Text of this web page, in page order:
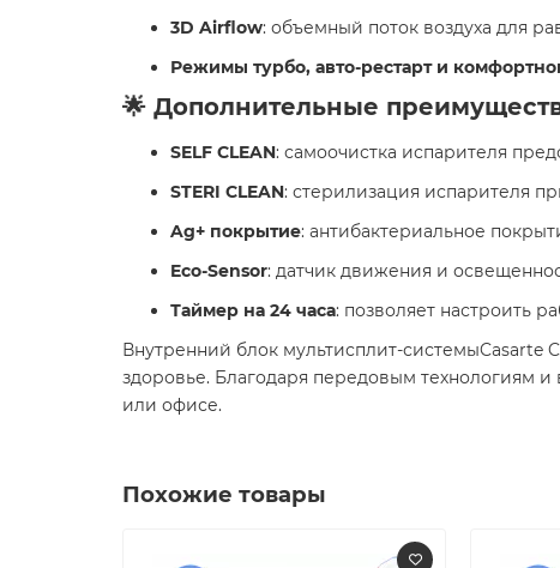
3D Airflow: объемный поток воздуха для
Режимы турбо, авто-рестарт и
🌟 Дополнительные
SELF CLEAN: самоочистка испарителя
STERI CLEAN: стерилизация испарителя
Ag+ покрытие: антибактериальное
Eco-Sensor: датчик движения и
Таймер на 24 часа: позволяет настроить
Внутренний блок мультисплит-системыCasarte
здоровье. Благодаря передовым технологиям
или офисе.
Похожие товары